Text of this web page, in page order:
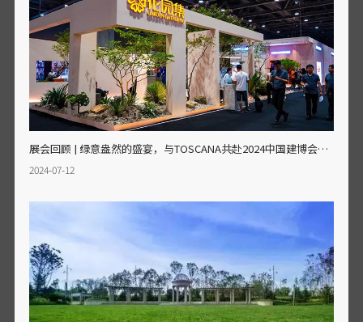
展会回顾 | 绿意盎然的盛宴，与TOSCANA共赴2024中国建博会（广州）
2024-07-12